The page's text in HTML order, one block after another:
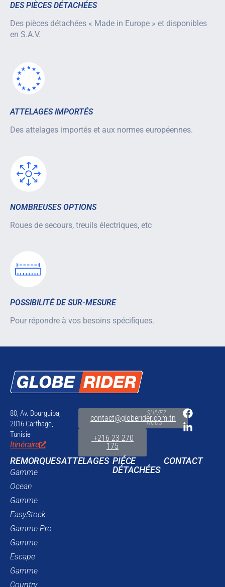
DES PIÈCES DÉTACHÉES
Des pièces détachées « Made in Europe » et disponibles
en S.A.V.
ATTELAGES IMPORTÉS
Des attelages importés et aux normes européennes.
NOMBREUSES OPTIONS
Roues de secours, treuils électriques, etc
POSSIBILITÉ DE SUR-MESURE
Pour répondre à vos besoins spéciﬁques.
80, Av. Bourguiba,
2016 Carthage,
Tunisie
Itinéraire
contact@globerider.com.tn
+216 23 270
175
SUIVEZ-
NOUS
REMORQUES
Gamme
Ocean
Gamme
EasyStock
Gamme Pro
Gamme
Escape
Gamme
Country
ATTELAGES PIÉCE
DÉTACHÉES
CONTACT